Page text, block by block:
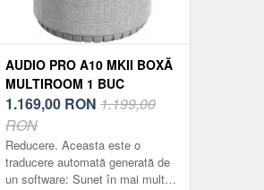
AUDIO PRO A10 MKII BOXĂ
MULTIROOM 1 BUC
1.169,00 RON 1.199,00
RON
Reducere. Aceasta este o
traducere automată generată de
un software: Sunet în mai multe